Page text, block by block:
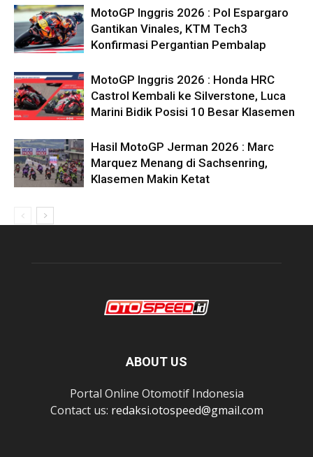
MotoGP Inggris 2026 : Pol Espargaro
Gantikan Vinales, KTM Tech3
Konfirmasi Pergantian Pembalap
MotoGP Inggris 2026 : Honda HRC
Castrol Kembali ke Silverstone, Luca
Marini Bidik Posisi 10 Besar Klasemen
Hasil MotoGP Jerman 2026 : Marc
Marquez Menang di Sachsenring,
Klasemen Makin Ketat
ABOUT US
Portal Online Otomotif Indonesia
Contact us: redaksi.otospeed@gmail.com